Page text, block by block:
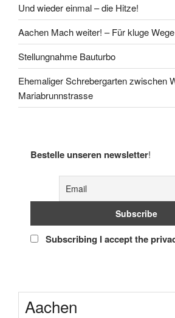
Und wieder einmal – die Hitze!
Aachen Mach weiter! – Für kluge
Stellungnahme Bauturbo
Ehemaliger Schrebergarten zwischen
Mariabrunnstrasse
Bestelle unseren newsletter!
Subscribing I accept the
Aachen